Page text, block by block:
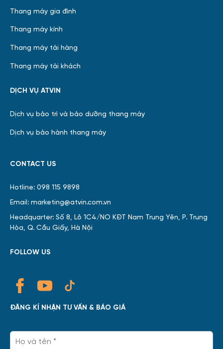
Thang máy gia đình
Thang máy kính
Thang máy tải hàng
Thang máy tải khách
DỊCH VỤ ATVIN
Dịch vụ bảo trì và bảo dưỡng thang máy
Dịch vụ bảo hành thang máy
CONTACT US
Hotline: 098 115 9898
Email: marketing@atvin.com.vn
Headquarter: Số 8, Lô 1C4/NO KĐT Nam Trung Yên, P. Trung
Hòa, Q. Cầu Giấy, Hà Nội
FOLLOW US
ĐĂNG KÍ NHẬN TƯ VẤN & BÁO GIÁ